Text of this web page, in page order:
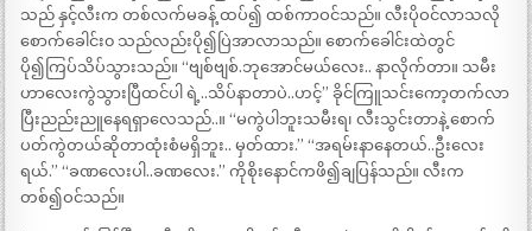
သည် နှင့်လီးက တစ်လက်မခန့် ထပ်၍ ထစ်ကာဝင်သည်။ လီးပိုဝင်လာသလို
စောက်ခေါင်း၀ သည်လည်းပို၍ပြဲအာလာသည်။ စောက်ခေါင်းထဲတွင်
ပို၍ကြပ်သိပ်သွားသည်။ “ဗျစ်ဗျစ်.ဘုအောင်မယ်လေး.. နာလိုက်တာ။ သမီး
ဟာလေးကွဲသွားပြီထင်ပါ ရဲ့..သိပ်နာတာပဲ..ဟင့်” ခိုင်ကြူသင်းကော့တက်လာ
ပြီးညည်းညူနေရရှာလေသည်..။ “မကွဲပါဘူးသမီးရ၊ လီးသွင်းတာနဲ့ စောက်
ပတ်ကွဲတယ်ဆိုတာထုံးစံမရှိဘူး.. မှတ်ထား.” “အရမ်းနာနေတယ်..ဦးလေး
ရယ်.” “ခဏလေးပါ..ခဏလေး.” ကိုစိုးနောင်ကဖိ၍ချပြန်သည်။ လီးက
တစ်၍ဝင်သည်။